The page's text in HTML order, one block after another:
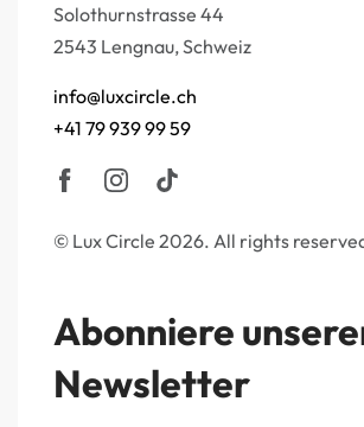
Solothurnstrasse 44
2543 Lengnau, Schweiz
info@luxcircle.ch
+41 79 939 99 59
© Lux Circle 2026. All rights
Abonniere
Newsletter